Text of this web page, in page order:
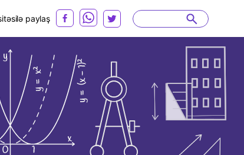
paylaş